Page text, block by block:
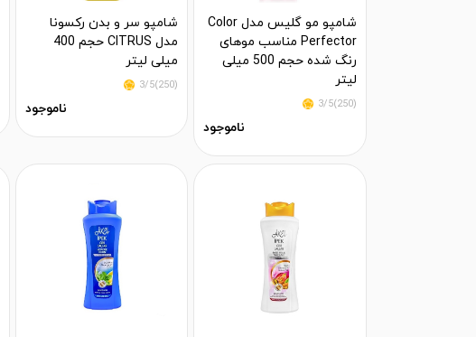
شامپو مو گلیس مدل Color
Perfector مناسب موهای
رنگ شده حجم 500 میلی
لیتر
(250)3/5
ناموجود
شامپو سر و بدن رکسونا
مدل CITRUS حجم 400
میلی لیتر
(250)3/5
ناموجود